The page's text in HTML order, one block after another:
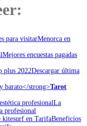
Menorca en
Mejores encuestas pagadas
Descargar última
Tarot
La
profesional
Beneficios